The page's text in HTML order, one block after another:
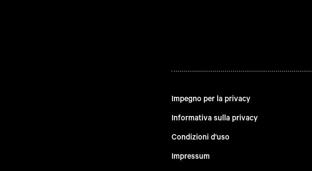
Impegno per la privacy
Informativa sulla privacy
Condizioni d'uso
Impressum